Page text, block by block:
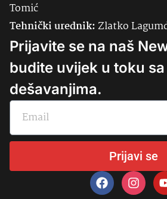
Tomić
Tehnički urednik:Zlatko
Prijavite se na naš
budite uvijek u toku
dešavanjima.
Prijavi se